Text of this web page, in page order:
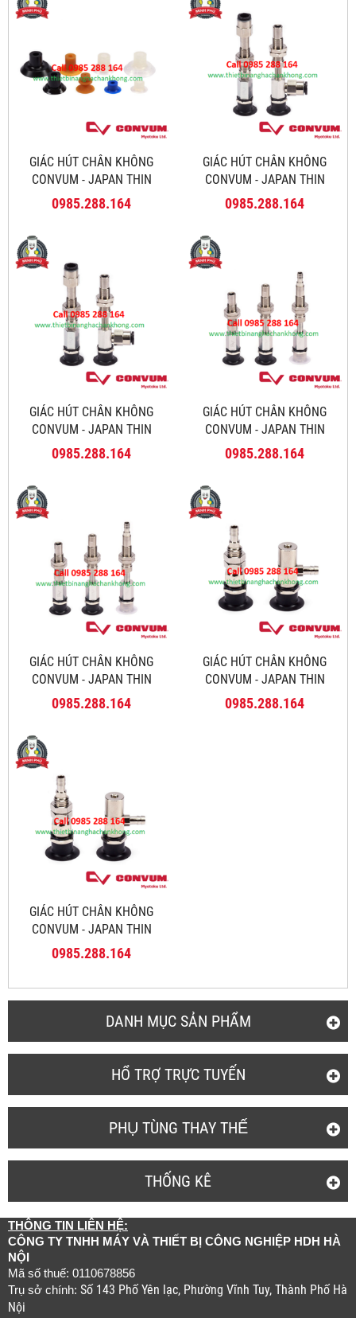
DANH MỤC SẢN PHẨM
HỔ TRỢ TRỰC TUYẾN
PHỤ TÙNG THAY THẾ
THỐNG KÊ
GIÁC HÚT CHÂN KHÔNG
CONVUM - JAPAN THIN
SERIES PNG
0985.288.164
GIÁC HÚT CHÂN KHÔNG
CONVUM - JAPAN THIN
SERIES NAPNYH
0985.288.164
GIÁC HÚT CHÂN KHÔNG
CONVUM - JAPAN THIN
SERIES NAPNTH
0985.288.164
GIÁC HÚT CHÂN KHÔNG
CONVUM - JAPAN THIN
SERIES NAPNYS
0985.288.164
GIÁC HÚT CHÂN KHÔNG
CONVUM - JAPAN THIN
SERIES NAPNTS
0985.288.164
GIÁC HÚT CHÂN KHÔNG
CONVUM - JAPAN THIN
SERIES PNYK
0985.288.164
GIÁC HÚT CHÂN KHÔNG
CONVUM - JAPAN THIN
SERIES PNTK
0985.288.164
THÔNG TIN LIÊN HỆ:
CÔNG TY TNHH MÁY VÀ THIẾT BỊ CÔNG NGHIỆP HDH HÀ
NỘI
Mã số thuế: 0110678856
Trụ sở chính: Số 143 Phố Yên lạc, Phường Vĩnh Tuy, Thành Phố Hà
Nội